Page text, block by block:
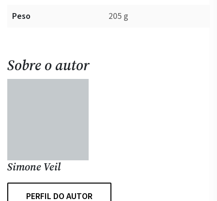
Peso
205 g
Sobre o autor
Simone Veil
PERFIL DO AUTOR